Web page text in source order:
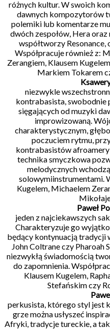
różnych kultur. W swoich
dawnych kompozytorów
polemiki lub komentarze
dwóch zespołów, Hera
współtworzy
Współpracuje również z:
Zerangiem, Klausem
Markiem Tokarem
niezwykle
kontrabasista, swobodnie
sięgających od muzyki
improwizowaną.
charakterystycznym,
poczuciem rytmu,
kontrabasistów
technika smyczkowa
melodycznych
solowymiinstrumentami.
Kugelem, Michaelem
Paweł
jeden z najciekawszych
Charakteryzuje go
będący kontynuacją tradycji
John Coltrane czy Pharoah
niezwykłą świadomością
do zapomnienia.
Klausem Kugelem,
Stefańskim czy
perkusista, którego styl jest
grze można usłyszeć
Afryki, tradycje tureckie, a